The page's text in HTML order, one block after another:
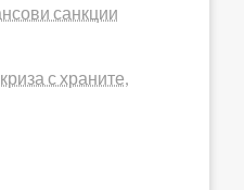
санкции
с храните,